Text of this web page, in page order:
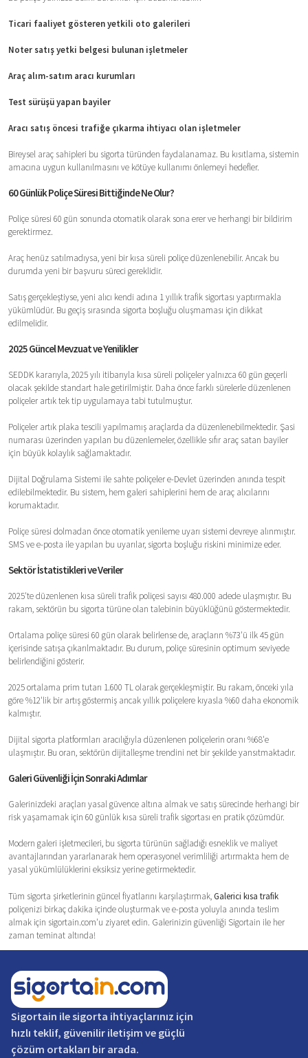
Ticari faaliyet gösteren yetkili oto galerileri
Noter satış yetki belgesi bulunan işletmeler
Araç alım-satım aracı kurumları
Test sürüşü yapan bayiler
Aracı satış öncesi trafiğe çıkarma ihtiyacı olan işletmeler
Bireysel araç sahipleri bu sigorta türünden faydalanamaz. Bu kısıtlama, sistemin
amacına uygun kullanılmasını ve kötüye kullanımı önlemeyi hedefler.
60 Günlük Poliçe Süresi Bittiğinde Ne Olur?
Poliçe süresi 60 gün sonunda otomatik olarak sona erer ve herhangi bir bildirim
gerektirmez.
Araç henüz satılmadıysa, yeni bir kısa süreli poliçe düzenlenebilir. Ancak bu
durumda yeni bir başvuru süreci gereklidir.
Satış gerçekleştiyse, yeni alıcı kendi adına 1 yıllık trafik sigortası yaptırmakla
yükümlüdür. Bu geçiş sırasında sigorta boşluğu oluşmaması için dikkat
edilmelidir.
2025 Güncel Mevzuat ve Yenilikler
SEDDK kararıyla, 2025 yılı itibarıyla kısa süreli poliçeler yalnızca 60 gün geçerli
olacak şekilde standart hale getirilmiştir. Daha önce farklı sürelerle düzenlenen
poliçeler artık tek tip uygulamaya tabi tutulmuştur.
Poliçeler artık plaka tescili yapılmamış araçlarda da düzenlenebilmektedir. Şasi
numarası üzerinden yapılan bu düzenlemeler, özellikle sıfır araç satan bayiler
için büyük kolaylık sağlamaktadır.
Dijital Doğrulama Sistemi ile sahte poliçeler e-Devlet üzerinden anında tespit
edilebilmektedir. Bu sistem, hem galeri sahiplerini hem de araç alıcılarını
korumaktadır.
Poliçe süresi dolmadan önce otomatik yenileme uyarı sistemi devreye alınmıştır.
SMS ve e-posta ile yapılan bu uyarılar, sigorta boşluğu riskini minimize eder.
Sektör İstatistikleri ve Veriler
2025'te düzenlenen kısa süreli trafik poliçesi sayısı 480.000 adede ulaşmıştır. Bu
rakam, sektörün bu sigorta türüne olan talebinin büyüklüğünü göstermektedir.
Ortalama poliçe süresi 60 gün olarak belirlense de, araçların %73'ü ilk 45 gün
içerisinde satışa çıkarılmaktadır. Bu durum, poliçe süresinin optimum seviyede
belirlendiğini gösterir.
2025 ortalama prim tutarı 1.600 TL olarak gerçekleşmiştir. Bu rakam, önceki yıla
göre %12'lik bir artış göstermiş ancak yıllık poliçelere kıyasla %60 daha ekonomik
kalmıştır.
Dijital sigorta platformları aracılığıyla düzenlenen poliçelerin oranı %68'e
ulaşmıştır. Bu oran, sektörün dijitalleşme trendini net bir şekilde yansıtmaktadır.
Galeri Güvenliği İçin Sonraki Adımlar
Galerinizdeki araçları yasal güvence altına almak ve satış sürecinde herhangi bir
risk yaşamamak için 60 günlük kısa süreli trafik sigortası en pratik çözümdür.
Modern galeri işletmecileri, bu sigorta türünün sağladığı esneklik ve maliyet
avantajlarından yararlanarak hem operasyonel verimliliği artırmakta hem de
yasal yükümlülüklerini eksiksiz yerine getirmektedir.
Tüm sigorta şirketlerinin güncel fiyatlarını karşılaştırmak,Galerici kısa trafik
poliçenizi birkaç dakika içinde oluşturmak ve e-posta yoluyla anında teslim
almak için sigortain.com'u ziyaret edin. Galerinizin güvenliği Sigortain ile her
zaman teminat altında!
Sigortain ile sigorta ihtiyaçlarınız için
hızlı teklif, güvenilir iletişim ve güçlü
çözüm ortakları bir arada.